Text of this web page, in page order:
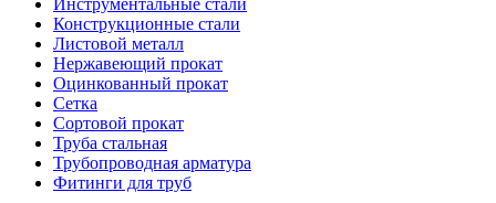
Конструкционные стали
Листовой металл
Нержавеющий прокат
Оцинкованный прокат
Сетка
Сортовой прокат
Труба стальная
Трубопроводная арматура
Фитинги для труб